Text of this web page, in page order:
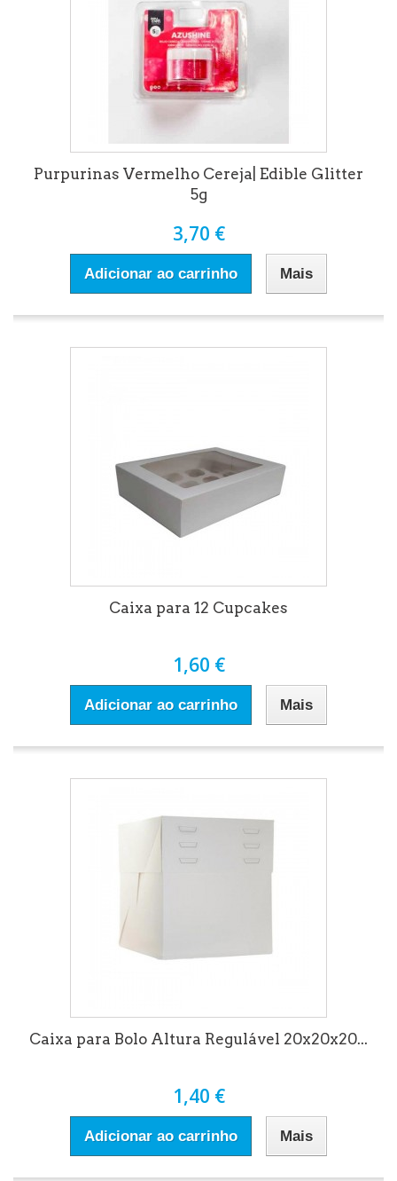
Purpurinas Vermelho Cereja| Edible Glitter
5g
3,70 €
Adicionar ao carrinho Mais
Caixa para 12 Cupcakes
1,60 €
Adicionar ao carrinho Mais
Caixa para Bolo Altura Regulável 20x20x20...
1,40 €
Adicionar ao carrinho Mais